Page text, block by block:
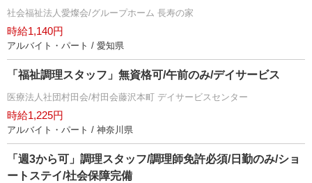
社会福祉法人愛燦会/グループホーム 長寿の家
時給1,140円
アルバイト・パート / 愛知県
「福祉調理スタッフ」無資格可/午前のみ/デイサービス
医療法人社団村田会/村田会藤沢本町 デイサービスセンター
時給1,225円
アルバイト・パート / 神奈川県
「週3から可」調理スタッフ/調理師免許必須/日勤のみ/ショ
ートステイ/社会保障完備